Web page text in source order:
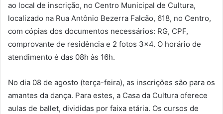
ao local de inscrição, no Centro Municipal de Cultura,
localizado na Rua Antônio Bezerra Falcão, 618, no Centro,
com cópias dos documentos necessários: RG, CPF,
comprovante de residência e 2 fotos 3×4. O horário de
atendimento é das 08h às 16h.
No dia 08 de agosto (terça-feira), as inscrições são para os
amantes da dança. Para estes, a Casa da Cultura oferece
aulas de ballet, divididas por faixa etária. Os cursos de